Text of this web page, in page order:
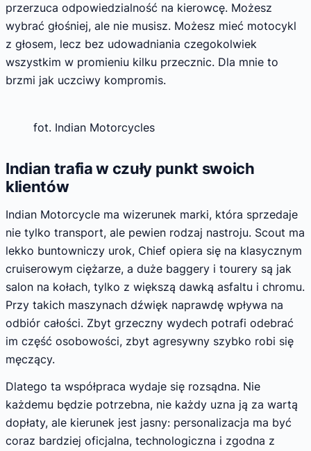
przerzuca odpowiedzialność na kierowcę. Możesz
wybrać głośniej, ale nie musisz. Możesz mieć motocykl
z głosem, lecz bez udowadniania czegokolwiek
wszystkim w promieniu kilku przecznic. Dla mnie to
brzmi jak uczciwy kompromis.
fot. Indian Motorcycles
Indian trafia w czuły punkt swoich
klientów
Indian Motorcycle ma wizerunek marki, która sprzedaje
nie tylko transport, ale pewien rodzaj nastroju. Scout ma
lekko buntowniczy urok, Chief opiera się na klasycznym
cruiserowym ciężarze, a duże baggery i tourery są jak
salon na kołach, tylko z większą dawką asfaltu i chromu.
Przy takich maszynach dźwięk naprawdę wpływa na
odbiór całości. Zbyt grzeczny wydech potrafi odebrać
im część osobowości, zbyt agresywny szybko robi się
męczący.
Dlatego ta współpraca wydaje się rozsądna. Nie
każdemu będzie potrzebna, nie każdy uzna ją za wartą
dopłaty, ale kierunek jest jasny: personalizacja ma być
coraz bardziej oficjalna, technologiczna i zgodna z